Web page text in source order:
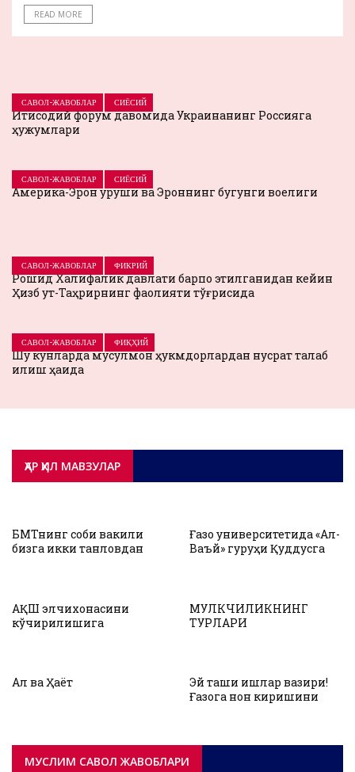
READ MORE
САВОЛ-ЖАВОБЛАР СИЁСИЙ
Иқтисодий форум давомида Украинанинг Россияга
ҳужумлари
САВОЛ-ЖАВОБЛАР СИЁСИЙ
Америка-Эрон уруши ва Эроннинг бугунги воқелиги
САВОЛ-ЖАВОБЛАР ФИКРИЙ
Рошид Халифалик давлати барпо этилганидан кейин
Ҳизб ут-Таҳрирнинг фаолияти тўғрисида
САВОЛ-ЖАВОБЛАР ФИҚҲИЙ
Шу кунларда мусулмон ҳукмдорлардан нусрат талаб
қилиш ҳақида
ҲАР ҲИЛ МАВЗУЛАР
БМТнинг собиқ вакили
бизга икки танловдан
янгиси қандай танлов
қўяркин!?
Ғазо университетида «Ал-
Ваъй» гуруҳи Қуддусга
АҚШ элчихонасини
кўчирилишига
ҳаддан ташқари
хорликдир
МУЛКЧИЛИКНИНГ
ТУРЛАРИ
Ақл ва Ҳаёт
Эй ташқи ишлар вазири!
Ғазога нон киришини
МУСЛИМ САВОЛ ЖАВОБЛАРИ